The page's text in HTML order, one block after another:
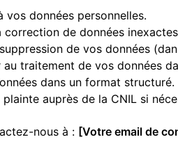
vos données personnelles.
correction de données
de vos données
traitement de vos données
dans un format structuré.
auprès de la CNIL si
nous à : [Votre email de